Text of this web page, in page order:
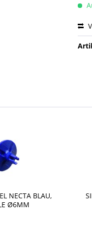
NECTA BLAU,
Ø6MM